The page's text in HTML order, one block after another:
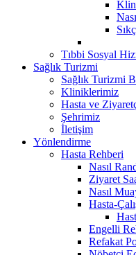
Tıbbi Sosyal
Sağlık Turizmi
Sağlık Turizmi
Kliniklerimiz
Hasta ve
Şehrimiz
İletişim
Yönlendirme
Hasta Rehberi
Nasıl
Ziyaret
Nasıl
Hasta-
Engelli
Refakat